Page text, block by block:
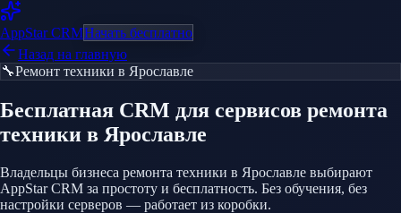
AppStarCRMНачать бесплатно
Назад на главную
🔧Ремонт техники в Ярославле
Бесплатная CRM для сервисов ремонта
техники в Ярославле
Владельцы бизнеса ремонта техники в Ярославле выбирают
AppStar CRM за простоту и бесплатность. Без обучения, без
настройки серверов — работает из коробки.